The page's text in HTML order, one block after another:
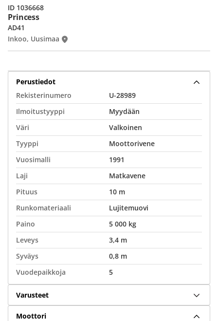
Princess
AD41
Inkoo, Uusimaa
ID 1036668
Perustiedot
Rekisterinumero
U-28989
Ilmoitustyyppi
Myydään
Väri
Valkoinen
Tyyppi
Moottorivene
Vuosimalli
1991
Laji
Matkavene
Pituus
10 m
Runkomateriaali
Lujitemuovi
Paino
5 000 kg
Leveys
3,4 m
Syväys
0,8 m
Vuodepaikkoja
5
Varusteet
Moottori